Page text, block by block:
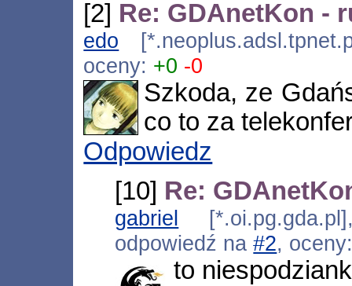
[2] Re: GDAnetKon -
edo
oceny: +0 -0
Szkoda, ze
co to za
Odpowiedz
[10] Re:
gabriel
odpowiedź na#2,
to